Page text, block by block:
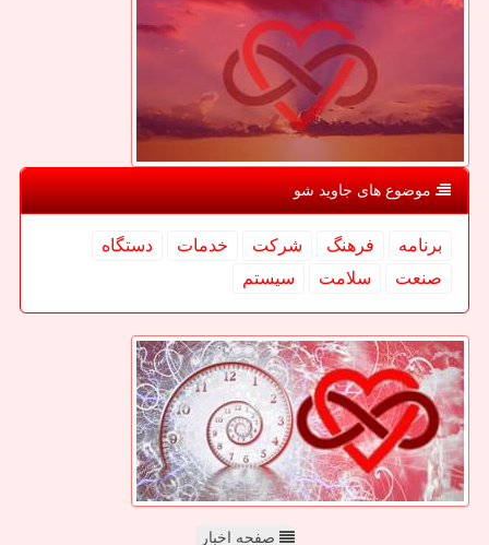
موضوع های جاوید شو
برنامه فرهنگ شركت خدمات
دستگاه
صنعت
سلامت سیستم
صفحه اخبار